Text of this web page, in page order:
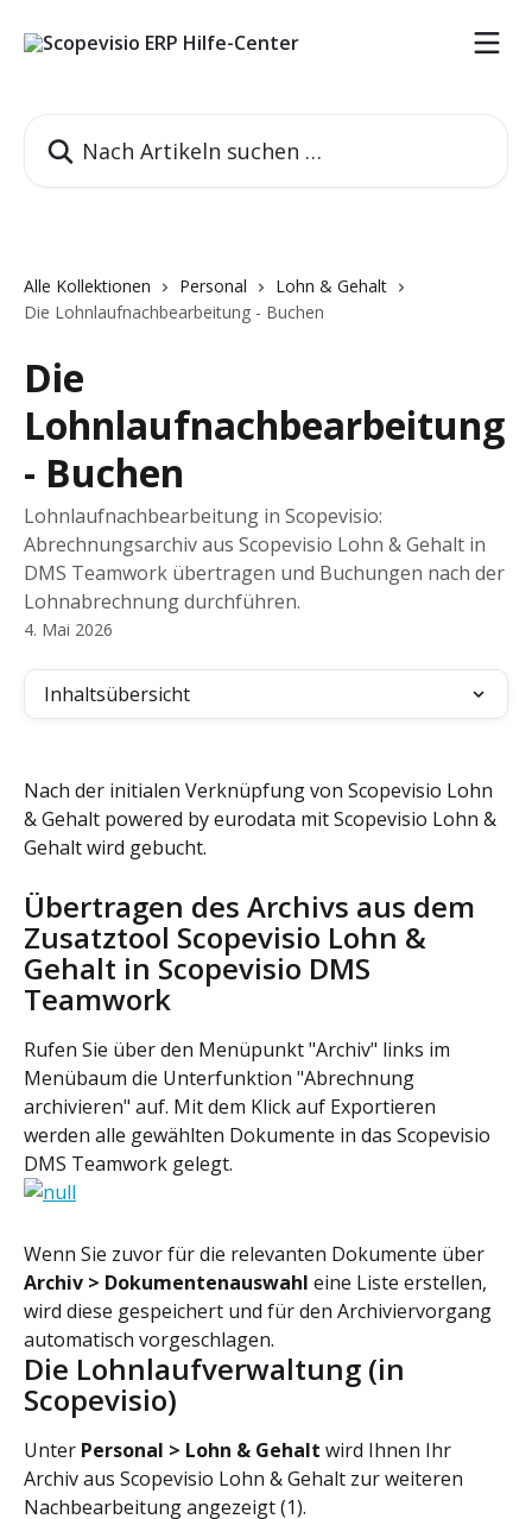
Alle Kollektionen Personal
Lohn & Gehalt
Die Lohnlaufnachbearbeitung - Buchen
Die
Lohnlaufnachbearbeitung
- Buchen
Lohnlaufnachbearbeitung in Scopevisio:
Abrechnungsarchiv aus Scopevisio Lohn & Gehalt in
DMS Teamwork übertragen und Buchungen nach der
Lohnabrechnung durchführen.
4. Mai 2026
Inhaltsübersicht
Nach der initialen Verknüpfung von Scopevisio Lohn
& Gehalt powered by eurodata mit Scopevisio Lohn &
Gehalt wird gebucht.
Übertragen des Archivs aus dem
Zusatztool Scopevisio Lohn &
Gehalt in Scopevisio DMS
Teamwork
Rufen Sie über den Menüpunkt "Archiv" links im
Menübaum die Unterfunktion "Abrechnung
archivieren" auf. Mit dem Klick auf Exportieren
werden alle gewählten Dokumente in das Scopevisio
DMS Teamwork gelegt.
Wenn Sie zuvor für die relevanten Dokumente über
Archiv > Dokumentenauswahl eine Liste erstellen,
wird diese gespeichert und für den Archiviervorgang
automatisch vorgeschlagen.
Die Lohnlaufverwaltung (in
Scopevisio)
Unter Personal > Lohn & Gehalt wird Ihnen Ihr
Archiv aus Scopevisio Lohn & Gehalt zur weiteren
Nachbearbeitung angezeigt (1).